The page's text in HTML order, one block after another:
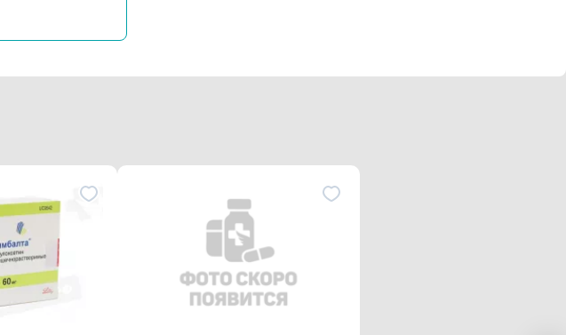
- ортостатическая гипотензия, синкопе (особенно в начале терапии),
конечностей.Со стороны половой системы: иногда - аноргазмия, снижение
фотосенсибилизация. При отмене часто отмечались головокружение,
формой диабетической невропатии может наблюдаться
натощак.
60 мг 1 раз/сут.При необходимости можно увеличить суточную дозу с 60